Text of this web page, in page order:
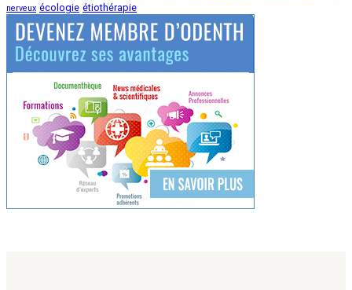
nerveux écologie étiothérapie